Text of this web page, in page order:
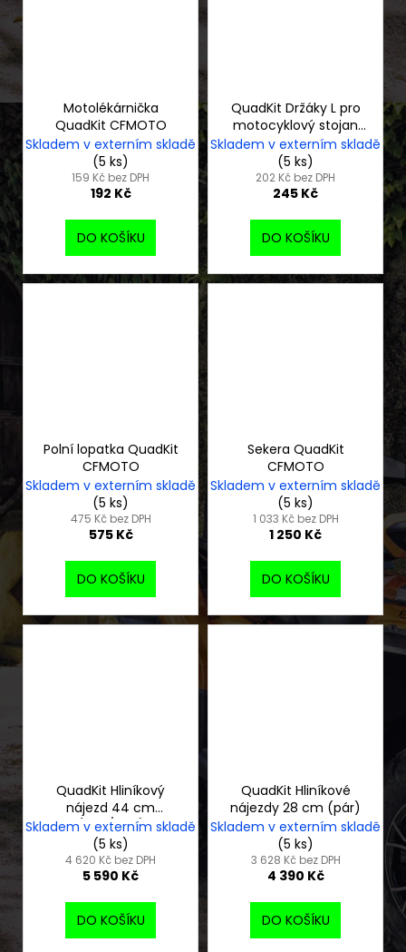
Motolékárnička
QuadKit CFMOTO
Skladem v externím skladě
(5 ks)
159 Kč bez DPH
192 Kč
DO KOŠÍKU
QuadKit Držáky L pro
motocyklový stojan
zadního kola
Skladem v externím skladě
(5 ks)
202 Kč bez DPH
245 Kč
DO KOŠÍKU
Polní lopatka QuadKit
CFMOTO
Skladem v externím skladě
(5 ks)
475 Kč bez DPH
575 Kč
DO KOŠÍKU
Sekera QuadKit
CFMOTO
Skladem v externím skladě
(5 ks)
1 033 Kč bez DPH
1 250 Kč
DO KOŠÍKU
QuadKit Hliníkový
nájezd 44 cm
(ATV/UTV)
Skladem v externím skladě
(5 ks)
4 620 Kč bez DPH
5 590 Kč
DO KOŠÍKU
QuadKit Hliníkové
nájezdy 28 cm (pár)
Skladem v externím skladě
(5 ks)
3 628 Kč bez DPH
4 390 Kč
DO KOŠÍKU